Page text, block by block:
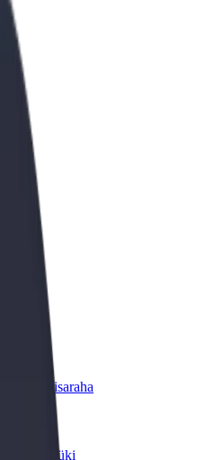
teeni lisaraha
müüki